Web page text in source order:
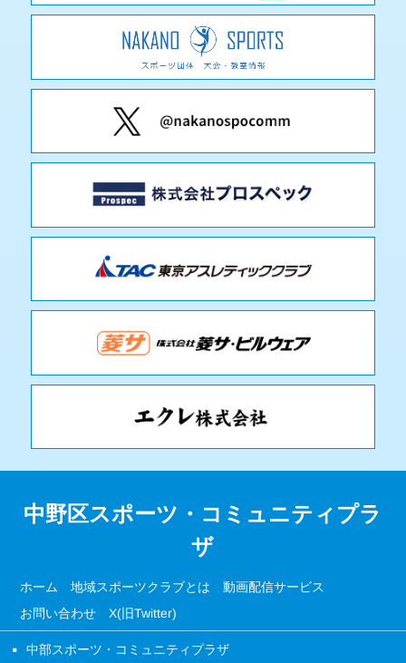
中野区スポーツ・コミュニティプラ
ザ
ホーム 地域スポーツクラブとは 動画配信サービス
お問い合わせ X(旧Twitter)
中部スポーツ・コミュニティプラザ